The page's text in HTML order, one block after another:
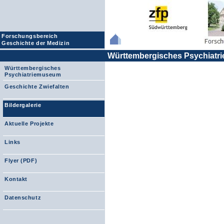
Forschungsbereich
Geschichte der Medizin
Württembergisches
Württembergisches
Psychiatriemuseum
Geschichte Zwiefalten
Bildergalerie
Aktuelle Projekte
Links
Flyer (PDF)
Kontakt
Datenschutz